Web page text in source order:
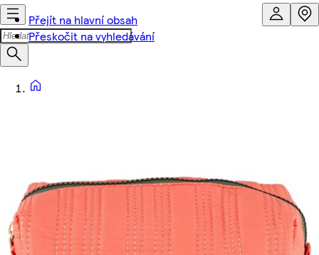
Přejít na hlavní obsah
Přeskočit na vyhledávání